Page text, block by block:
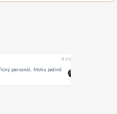
4. srpna
personál. Mohu jedině